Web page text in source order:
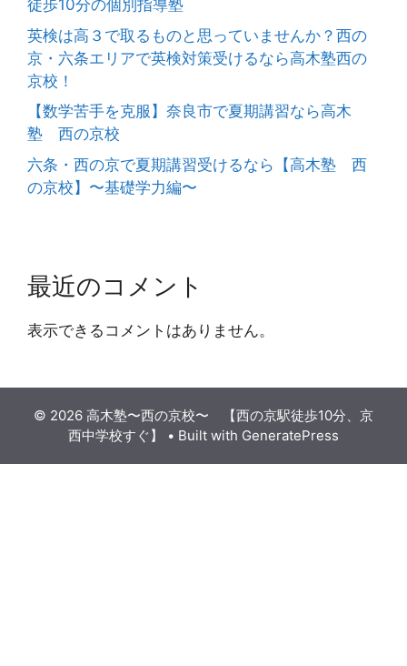
徒歩10分の個別指導塾
英検は高３で取るものと思っていませんか？西の
京・六条エリアで英検対策受けるなら高木塾西の
京校！
【数学苦手を克服】奈良市で夏期講習なら高木
塾 西の京校
六条・西の京で夏期講習受けるなら【高木塾 西
の京校】〜基礎学力編〜
最近のコメント
表示できるコメントはありません。
© 2026 高木塾〜西の京校〜 【西の京駅徒歩10分、京
西中学校すぐ】
• Built with GeneratePress